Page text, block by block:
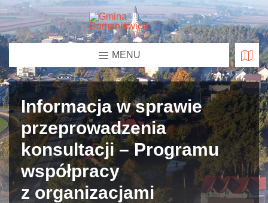
MENU
Informacja w sprawie
przeprowadzenia
konsultacji – Programu
współpracy
z organizacjami